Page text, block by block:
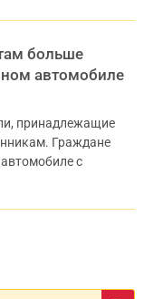
больше
автомобиле
принадлежащие
Граждане
с